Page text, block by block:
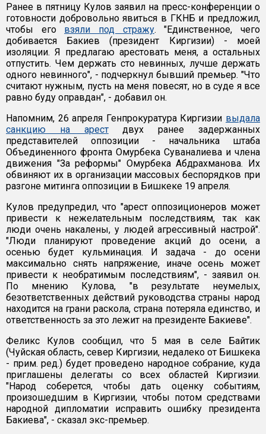
Ранее в пятницу Кулов заявил на пресс-конференции о
готовности добровольно явиться в ГКНБ и предложил,
чтобы его взяли под стражу. "Единственное, чего
добивается Бакиев (президент Киргизии) - моей
изоляции. Я предлагаю арестовать меня, а остальных
отпустить. Чем держать сто невинных, лучше держать
одного невинного", - подчеркнул бывший премьер. "Что
считают нужным, пусть на меня повесят, но в суде я все
равно буду оправдан", - добавил он.
Напомним, 26 апреля Генпрокуратура Киргизии выдала
санкцию на арестдвух ранее задержанных
представителей оппозиции - начальника штаба
Объединенного фронта Омурбека Суваналиева и члена
движения "За реформы" Омурбека Абдрахманова. Их
обвиняют их в организации массовых беспорядков при
разгоне митинга оппозиции в Бишкеке 19 апреля.
Кулов предупредил, что "арест оппозиционеров может
привести к нежелательным последствиям, так как
люди очень накалены, у людей агрессивный настрой".
"Люди планируют проведение акций до осени, а
осенью будет кульминация. И задача - до осени
максимально снять напряжение, иначе осень может
привести к необратимым последствиям", - заявил он.
По мнению Кулова, "в результате неумелых,
безответственных действий руководства страны народ
находится на грани раскола, страна потеряла единство, и
ответственность за это лежит на президенте Бакиеве".
Феликс Кулов сообщил, что 5 мая в селе Байтик
(Чуйская область, север Киргизии, недалеко от Бишкека
- прим. ред.) будет проведено народное собрание, куда
приглашены делегаты со всех областей Киргизии.
"Народ соберется, чтобы дать оценку событиям,
произошедшим в Киргизии, чтобы потом средствами
народной дипломатии исправить ошибку президента
Бакиева", - сказал экс-премьер.